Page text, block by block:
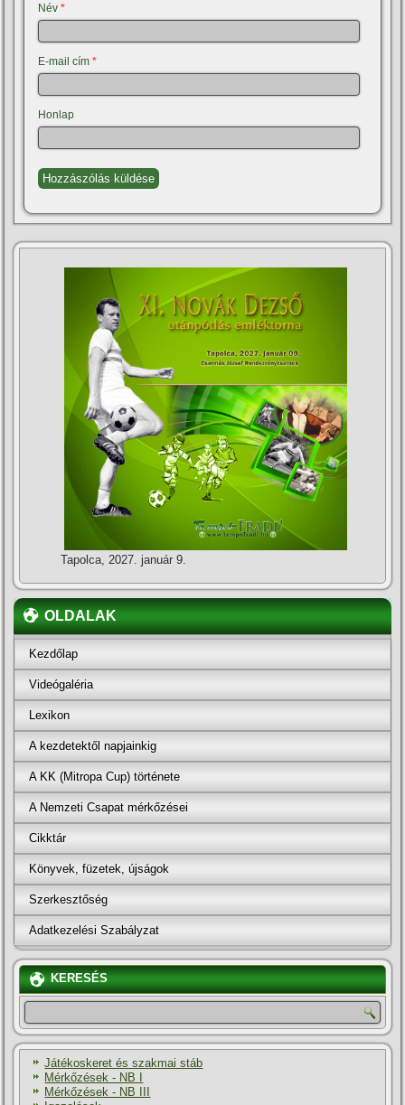
Név*
E-mail cím*
Honlap
Tapolca, 2027. január 9.
OLDALAK
Kezdőlap
Videógaléria
Lexikon
A kezdetektől napjainkig
A KK (Mitropa Cup) története
A Nemzeti Csapat mérkőzései
Cikktár
Könyvek, füzetek, újságok
Szerkesztőség
Adatkezelési Szabályzat
KERESÉS
Játékoskeret és szakmai stáb
Mérkőzések - NB I
Mérkőzések - NB III